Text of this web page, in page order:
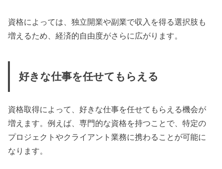
資格によっては、独立開業や副業で収入を得る選択肢も
増えるため、経済的自由度がさらに広がります。
好きな仕事を任せてもらえる
資格取得によって、好きな仕事を任せてもらえる機会が
増えます。例えば、専門的な資格を持つことで、特定の
プロジェクトやクライアント業務に携わることが可能に
なります。